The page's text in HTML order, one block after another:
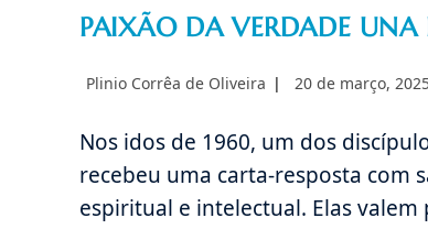
PAIXÃO DA VERDADE UNA
Autor
Plinio Corrêa de Oliveira
Post
20 de março,
Nos idos de 1960, um dos
recebeu uma carta-resposta com
espiritual e intelectual. Elas